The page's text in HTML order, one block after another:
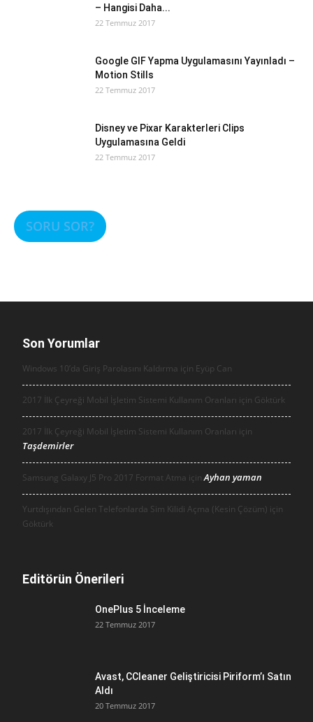
– Hangisi Daha...
22 Temmuz 2017
Google GIF Yapma Uygulamasını Yayınladı –
Motion Stills
22 Temmuz 2017
Disney ve Pixar Karakterleri Clips
Uygulamasına Geldi
22 Temmuz 2017
SORU SOR?
Son Yorumlar
Windows 10’da Giriş Parolasını Kaldırma için Eyüp Can
2017 İlk Çeyreği Mobil İşletim Sistemi Kullanım Oranları için Göktürk
2017 İlk Çeyreği Mobil İşletim Sistemi Kullanım Oranları için
Taşdemirler
Samsung Galaxy J5 Pro 2017 Format Atma içinAyhan yaman
Yurtdışından Gelen Telefonlarda Sim Kilidi Açma (Kesin Çözüm) için
Göktürk
Editörün Önerileri
OnePlus 5 İnceleme
22 Temmuz 2017
Avast, CCleaner Geliştiricisi Piriform’ı Satın
Aldı
20 Temmuz 2017